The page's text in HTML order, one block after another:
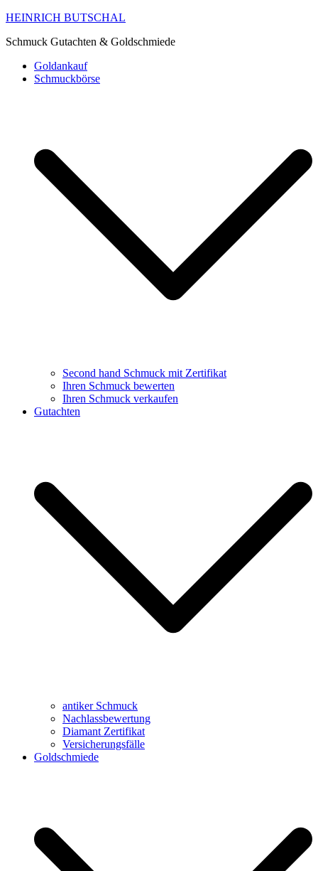
HEINRICH BUTSCHAL
Schmuck Gutachten & Goldschmiede
Goldankauf
Schmuckbörse
Second hand Schmuck mit Zertifikat
Ihren Schmuck bewerten
Ihren Schmuck verkaufen
Gutachten
antiker Schmuck
Nachlassbewertung
Diamant Zertifikat
Versicherungsfälle
Goldschmiede